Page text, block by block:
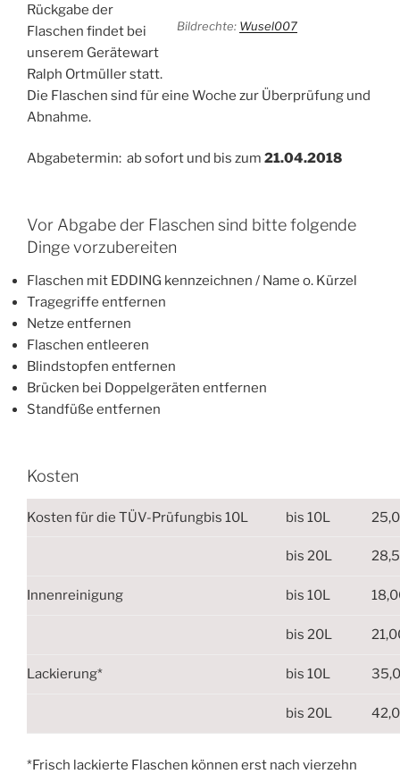
Bildrechte: Wusel007
Rückgabe der
Flaschen findet bei
unserem Gerätewart
Ralph Ortmüller statt.
Die Flaschen sind für eine Woche zur Überprüfung und
Abnahme.
Abgabetermin: ab sofort und bis zum 21.04.2018
Vor Abgabe der Flaschen sind bitte folgende
Dinge vorzubereiten
Flaschen mit EDDING kennzeichnen / Name o. Kürzel
Tragegriffe entfernen
Netze entfernen
Flaschen entleeren
Blindstopfen entfernen
Brücken bei Doppelgeräten entfernen
Standfüße entfernen
Kosten
Kosten für die TÜV-Prüfungbis 10L bis 10L
bis 20L
Innenreinigung bis 10L
bis 20L
Lackierung* bis 10L
bis 20L
*Frisch lackierte Flaschen können erst nach vierzehn